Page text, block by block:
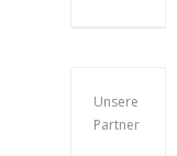
Unsere
Partner